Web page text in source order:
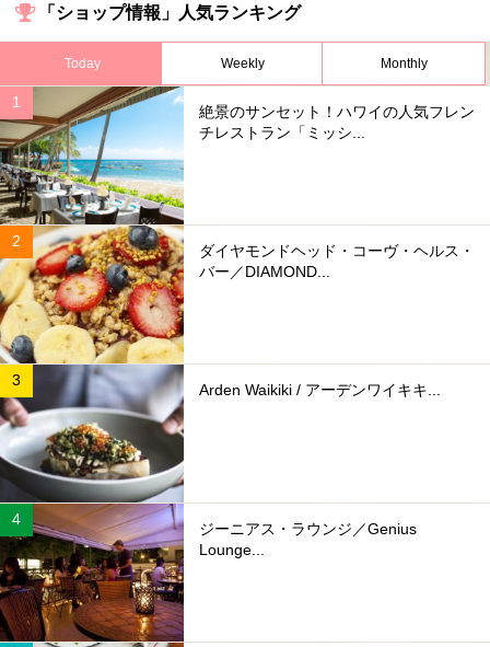
「ショップ情報」人気ランキング
Today Weekly Monthly
絶景のサンセット！ハワイの人気フレン
チレストラン「ミッシ...
ダイヤモンドヘッド・コーヴ・ヘルス・
バー／DIAMOND...
Arden Waikiki / アーデンワイキキ...
ジーニアス・ラウンジ／Genius
Lounge...